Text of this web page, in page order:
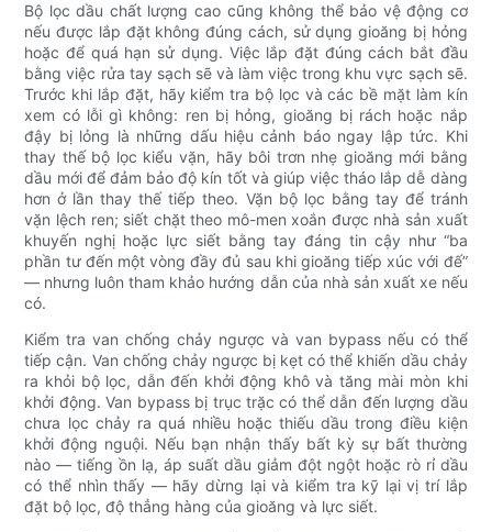
Bộ lọc dầu chất lượng cao cũng không thể bảo vệ động cơ
nếu được lắp đặt không đúng cách, sử dụng gioăng bị hỏng
hoặc để quá hạn sử dụng. Việc lắp đặt đúng cách bắt đầu
bằng việc rửa tay sạch sẽ và làm việc trong khu vực sạch sẽ.
Trước khi lắp đặt, hãy kiểm tra bộ lọc và các bề mặt làm kín
xem có lỗi gì không: ren bị hỏng, gioăng bị rách hoặc nắp
đậy bị lỏng là những dấu hiệu cảnh báo ngay lập tức. Khi
thay thế bộ lọc kiểu vặn, hãy bôi trơn nhẹ gioăng mới bằng
dầu mới để đảm bảo độ kín tốt và giúp việc tháo lắp dễ dàng
hơn ở lần thay thế tiếp theo. Vặn bộ lọc bằng tay để tránh
vặn lệch ren; siết chặt theo mô-men xoắn được nhà sản xuất
khuyến nghị hoặc lực siết bằng tay đáng tin cậy như “ba
phần tư đến một vòng đầy đủ sau khi gioăng tiếp xúc với đế”
— nhưng luôn tham khảo hướng dẫn của nhà sản xuất xe nếu
có.
Kiểm tra van chống chảy ngược và van bypass nếu có thể
tiếp cận. Van chống chảy ngược bị kẹt có thể khiến dầu chảy
ra khỏi bộ lọc, dẫn đến khởi động khô và tăng mài mòn khi
khởi động. Van bypass bị trục trặc có thể dẫn đến lượng dầu
chưa lọc chảy ra quá nhiều hoặc thiếu dầu trong điều kiện
khởi động nguội. Nếu bạn nhận thấy bất kỳ sự bất thường
nào — tiếng ồn lạ, áp suất dầu giảm đột ngột hoặc rò rỉ dầu
có thể nhìn thấy — hãy dừng lại và kiểm tra kỹ lại vị trí lắp
đặt bộ lọc, độ thẳng hàng của gioăng và lực siết.